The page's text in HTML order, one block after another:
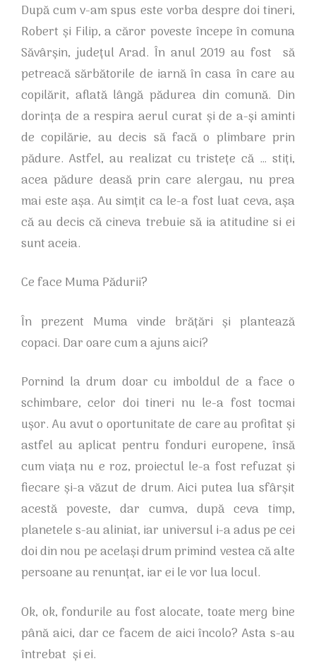
După cum v-am spus este vorba despre doi tineri,
Robert și Filip, a căror poveste începe în comuna
Săvârșin, județul Arad. În anul 2019 au fost să
petreacă sărbătorile de iarnă în casa în care au
copilărit, aflată lângă pădurea din comună. Din
dorința de a respira aerul curat și de a-și aminti
de copilărie, au decis să facă o plimbare prin
pădure. Astfel, au realizat cu tristețe că … stiți,
acea pădure deasă prin care alergau, nu prea
mai este așa. Au simțit ca le-a fost luat ceva, așa
că au decis că cineva trebuie să ia atitudine si ei
sunt aceia.
Ce face Muma Pădurii?
În prezent Muma vinde brățări și plantează
copaci. Dar oare cum a ajuns aici?
Pornind la drum doar cu imboldul de a face o
schimbare, celor doi tineri nu le-a fost tocmai
ușor. Au avut o oportunitate de care au profitat și
astfel au aplicat pentru fonduri europene, însă
cum viața nu e roz, proiectul le-a fost refuzat și
fiecare și-a văzut de drum. Aici putea lua sfârșit
acestă poveste, dar cumva, după ceva timp,
planetele s-au aliniat, iar universul i-a adus pe cei
doi din nou pe același drum primind vestea că alte
persoane au renunțat, iar ei le vor lua locul.
Ok, ok, fondurile au fost alocate, toate merg bine
până aici, dar ce facem de aici încolo? Asta s-au
întrebat și ei.